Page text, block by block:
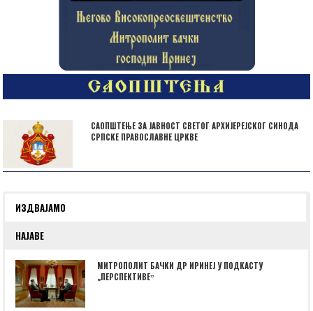
САОПШТЕЊЕ ЗА ЈАВНОСТ СВЕТОГ АРХИЈЕРЕЈСКОГ СИНОДА
СРПСКЕ ПРАВОСЛАВНЕ ЦРКВЕ
ИЗДВАЈАМО
НАЈАВЕ
МИТРОПОЛИТ БАЧКИ ДР ИРИНЕЈ У ПОДКАСТУ
„ПЕРСПЕКТИВЕˮ